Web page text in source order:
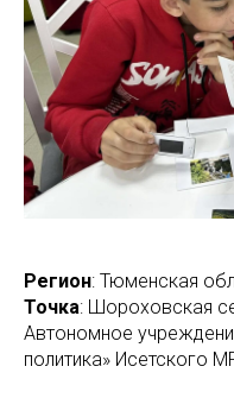
Регион: Тюменская
Точка: Шороховская
Автономное
политика» Исетского